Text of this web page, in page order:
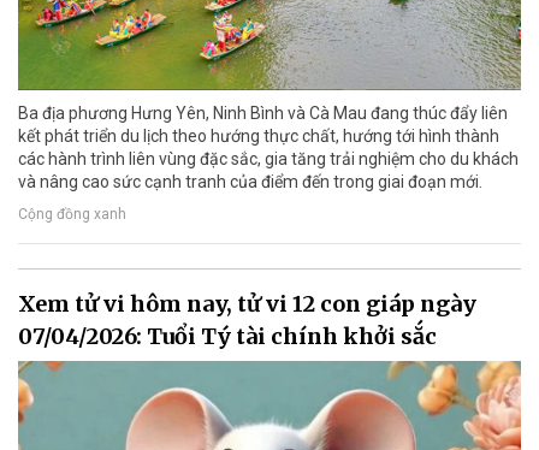
Ba địa phương Hưng Yên, Ninh Bình và Cà Mau đang thúc đẩy liên
kết phát triển du lịch theo hướng thực chất, hướng tới hình thành
các hành trình liên vùng đặc sắc, gia tăng trải nghiệm cho du khách
và nâng cao sức cạnh tranh của điểm đến trong giai đoạn mới.
Cộng đồng xanh
Xem tử vi hôm nay, tử vi 12 con giáp ngày
07/04/2026: Tuổi Tý tài chính khởi sắc